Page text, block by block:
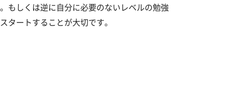
もしくは逆に自分に必要のないレベルの勉強
ートすることが大切です。